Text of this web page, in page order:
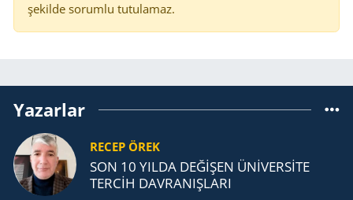
şekilde sorumlu tutulamaz.
Yazarlar
RECEP ÖREK
SON 10 YILDA DEĞİŞEN ÜNİVERSİTE
TERCİH DAVRANIŞLARI